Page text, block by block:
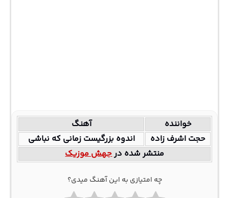
خواننده
آهنگ
حجت اشرف زاده
اندوه بزرگیست زمانی که نباشی
منتشر شده درجهش موزیک
چه امتیازی به این آهنگ میدی؟